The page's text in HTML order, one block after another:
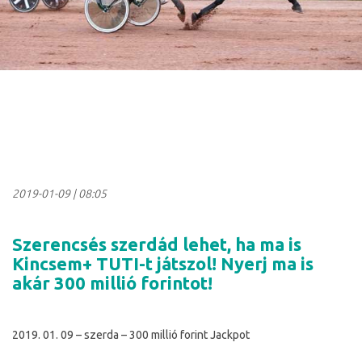
2019-01-09|08:05
Szerencsés szerdád lehet, ha ma is
Kincsem+ TUTI-t játszol! Nyerj ma is
akár 300 millió forintot!
2019. 01. 09 – szerda – 300 millió forint Jackpot